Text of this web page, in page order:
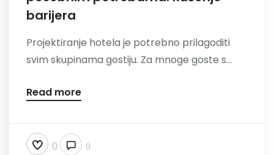
barijera
Projektiranje hotela je potrebno prilagoditi
svim skupinama gostiju. Za mnoge goste s...
Read more
0 0